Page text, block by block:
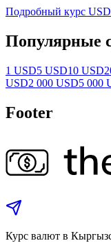
Подробный курс
Популярные
1 USD5 USD10 USD
USD2 000 USD5 000
Footer
Курс валют в